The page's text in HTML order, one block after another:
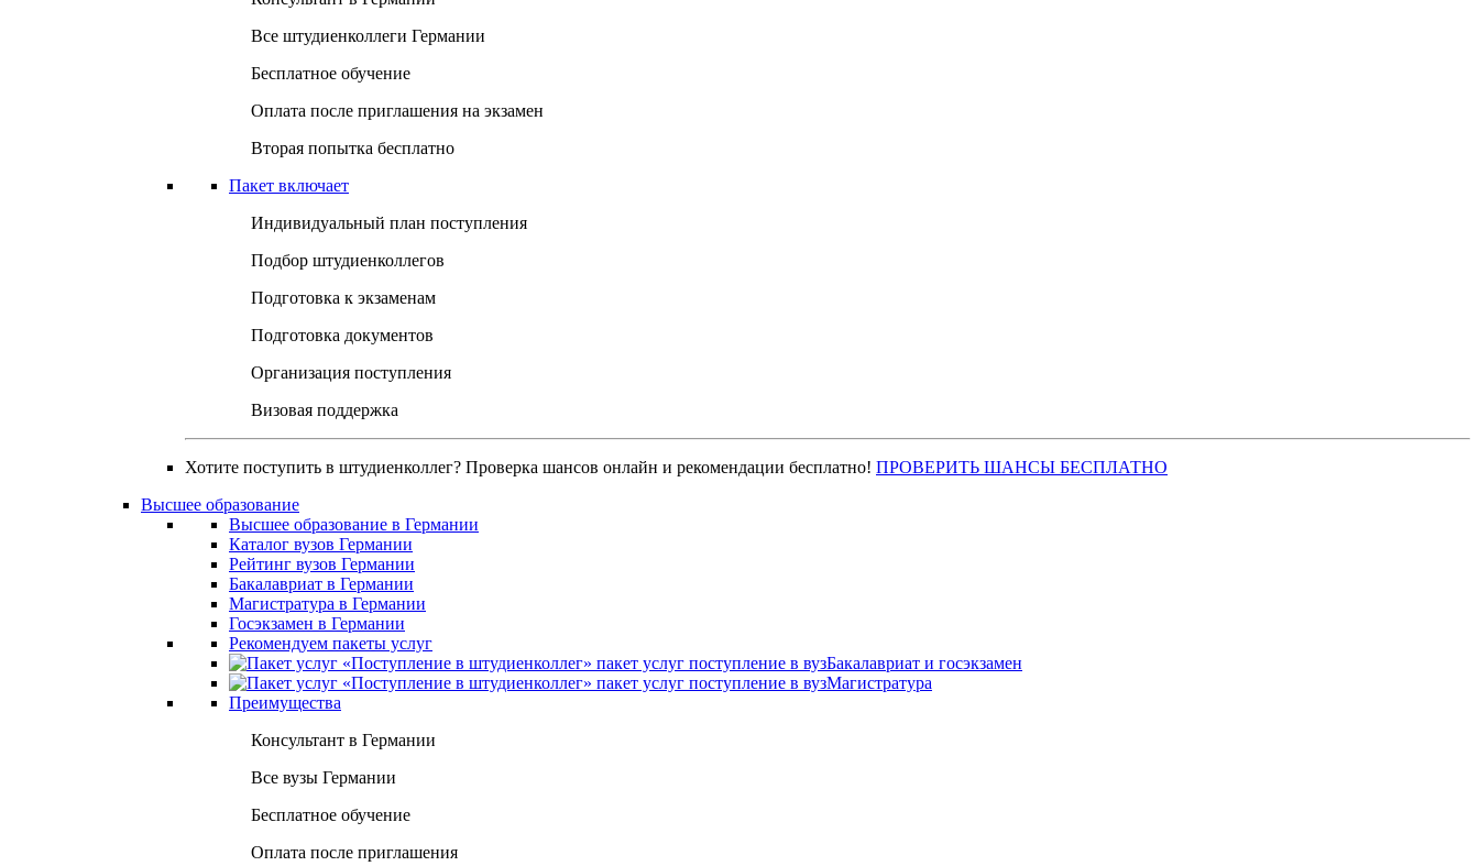
Все штудиенколлеги Германии
Бесплатное обучение
Оплата после приглашения на экзамен
Вторая попытка бесплатно
Пакет включает
Индивидуальный план поступления
Подбор штудиенколлегов
Подготовка к экзаменам
Подготовка документов
Организация поступления
Визовая поддержка
Хотите поступить в штудиенколлег? Проверка шансов онлайн и рекомендации бесплатно! ПРОВЕРИТЬ ШАНСЫ БЕСПЛАТНО
Высшее образование
Высшее образование в Германии
Каталог вузов Германии
Рейтинг вузов Германии
Бакалавриат в Германии
Магистратура в Германии
Госэкзамен в Германии
Рекомендуем пакеты услуг
Бакалавриат и госэкзамен
Магистратура
Преимущества
Консультант в Германии
Все вузы Германии
Бесплатное обучение
Оплата после приглашения